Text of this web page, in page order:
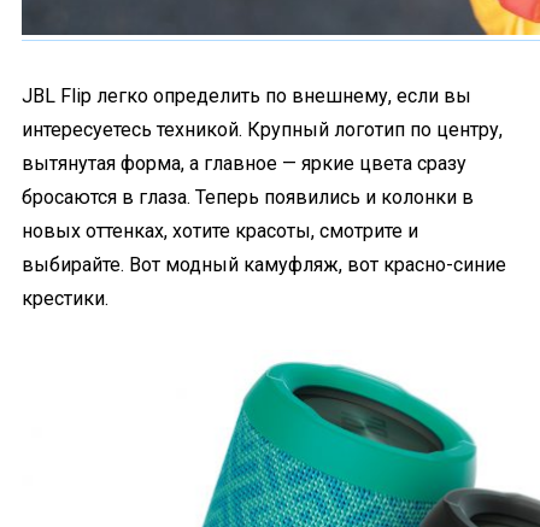
JBL Flip легко определить по внешнему, если вы
интересуетесь техникой. Крупный логотип по центру,
вытянутая форма, а главное — яркие цвета сразу
бросаются в глаза. Теперь появились и колонки в
новых оттенках, хотите красоты, смотрите и
выбирайте. Вот модный камуфляж, вот красно-синие
крестики.